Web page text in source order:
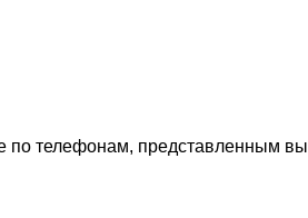
телефонам, представленным